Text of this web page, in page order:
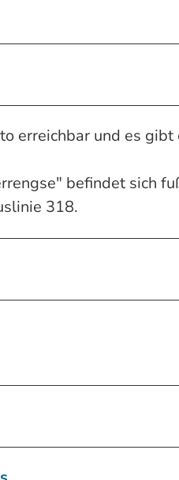
erreichbar und es
befindet sich
318.